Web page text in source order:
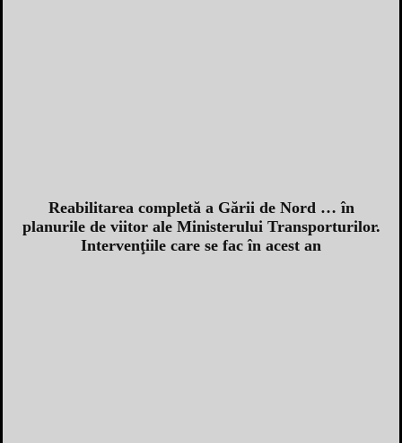
Reabilitarea completă a Gării de Nord … în
planurile de viitor ale Ministerului Transporturilor.
Intervenţiile care se fac în acest an